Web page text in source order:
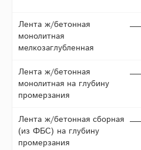
Лента ж/бетонная
монолитная
мелкозаглубленная
Лента ж/бетонная
монолитная на глубину
промерзания
Лента ж/бетонная сборная
(из ФБС) на глубину
промерзания